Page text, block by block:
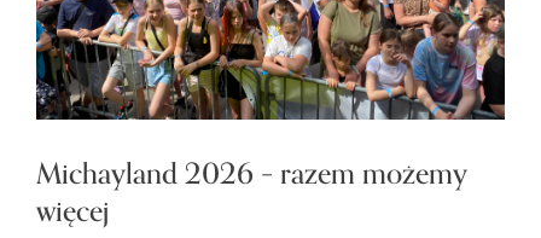
Michayland 2026 – razem możemy
więcej